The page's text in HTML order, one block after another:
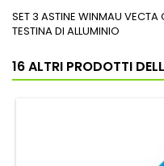
SET 3 ASTINE WINMAU
TESTINA DI ALLUMINIO
16 ALTRI PRODOTTI